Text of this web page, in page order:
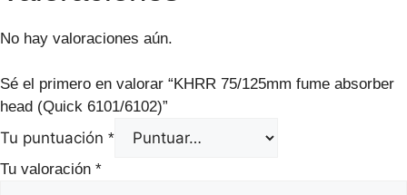
No hay valoraciones aún.
Sé el primero en valorar “KHRR 75/125mm fume absorber
head (Quick 6101/6102)”
Tu puntuación *
Tu valoración *